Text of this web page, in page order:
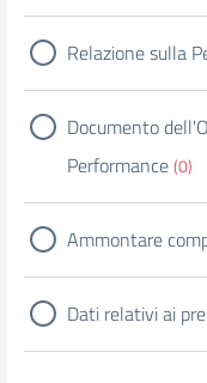
Relazione sulla
Documento
Performance(0)
Ammontare
Dati relativi ai